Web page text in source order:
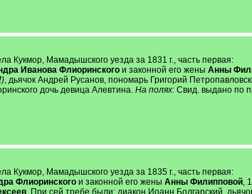
Кукмор, Мамадышского уезда за 1831 г., часть первая:
Иванова Флиоринскогои законной его жены Анны
), дьячок Андрей Русанов, пономарь Григорий
дочь девица Алевтина. На полях: Свид. выдано по
Кукмор, Мамадышского уезда за 1835 г., часть первая:
Флиоринскогои законной его жены Анны Филипповой,
. При сей требе были: диакон Иоанн Болгарский,